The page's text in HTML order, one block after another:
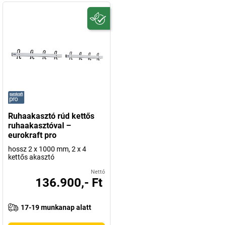
Ruhaakasztó rúd kettős
ruhaakasztóval –
eurokraft pro
hossz 2 x 1000 mm, 2 x 4
kettős akasztó
Nettó
136.900,- Ft
17-19 munkanap alatt